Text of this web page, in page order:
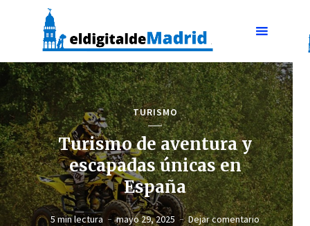
TURISMO
Turismo de aventura y
escapadas únicas en
España
5 min lectura mayo 29, 2025 Dejar comentario